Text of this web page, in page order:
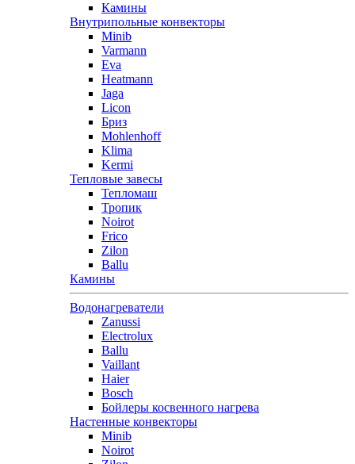
Камины
Внутрипольные конвекторы
Minib
Varmann
Eva
Heatmann
Jaga
Licon
Бриз
Mohlenhoff
Klima
Kermi
Тепловые завесы
Тепломаш
Тропик
Noirot
Frico
Zilon
Ballu
Камины
Водонагреватели
Zanussi
Electrolux
Ballu
Vaillant
Haier
Bosch
Бойлеры косвенного нагрева
Настенные конвекторы
Minib
Noirot